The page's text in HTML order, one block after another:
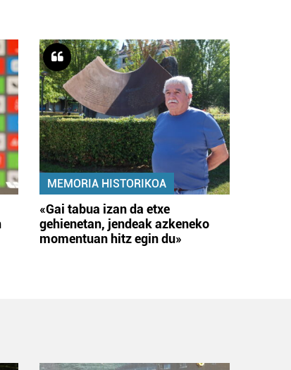
MEMORIA HISTORIKOA
«Gai tabua izan da etxe
gehienetan, jendeak azkeneko
momentuan hitz egin du»